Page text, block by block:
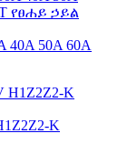
50A 60A
K